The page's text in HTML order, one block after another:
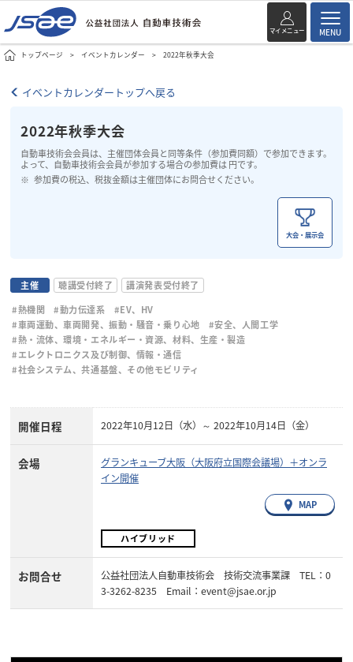
マイメニュー MENU
トップページ イベントカレンダー 2022年秋季大会
イベントカレンダートップへ戻る
2022年秋季大会
自動車技術会会員は、主催団体会員と同等条件（参加費同額）で参加できます。
よって、自動車技術会会員が参加する場合の参加費は 円です。
参加費の税込、税抜金額は主催団体にお問合せください。
大会・展示会
主催 聴講受付終了
講演発表受付終了
#熱機関
#動力伝達系
#EV、HV
#車両運動、車両開発、振動・騒音・乗り心地
#安全、人間工学
#熱・流体、環境・エネルギー・資源、材料、生産・製造
#エレクトロニクス及び制御、情報・通信
#社会システム、共通基盤、その他モビリティ
開催日程 2022年10月12日（水）～ 2022年10月14日（金）
会場
グランキューブ大阪（大阪府立国際会議場）＋オンラ
イン開催
MAP
ハイブリッド
お問合せ
公益社団法人自動車技術会 技術交流事業課 TEL：0
3-3262-8235 Email：event@jsae.or.jp